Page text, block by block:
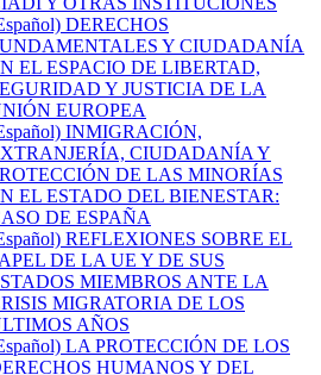
DERECHOS
Y CIUDADANÍA
EL ESPACIO DE LIBERTAD,
Y JUSTICIA DE LA
EUROPEA
INMIGRACIÓN,
CIUDADANÍA Y
DE LAS MINORÍAS
EL ESTADO DEL BIENESTAR:
DE ESPAÑA
REFLEXIONES SOBRE EL
DE LA UE Y DE SUS
MIEMBROS ANTE LA
MIGRATORIA DE LOS
AÑOS
LA PROTECCIÓN DE LOS
HUMANOS Y DEL